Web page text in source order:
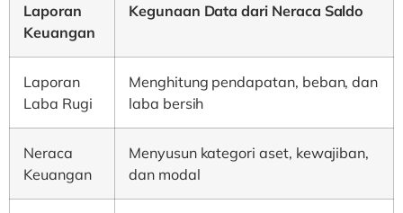
Laporan
Keuangan
Kegunaan Data dari Neraca Saldo
Laporan
Laba Rugi
Menghitung pendapatan, beban, dan
laba bersih
Neraca
Keuangan
Menyusun kategori aset, kewajiban,
dan modal